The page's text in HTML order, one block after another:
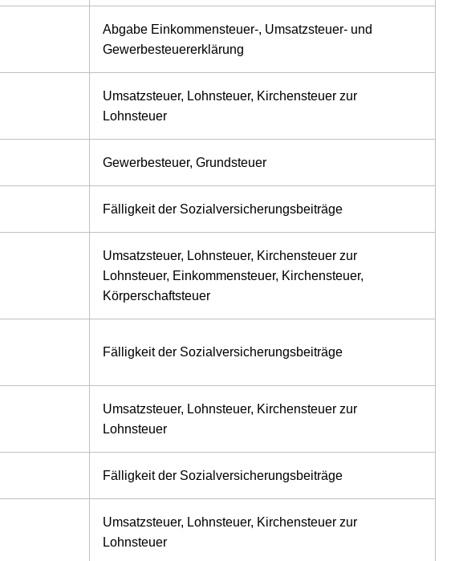
Abgabe Einkommensteuer-, Umsatzsteuer- und
Gewerbesteuererklärung
Umsatzsteuer, Lohnsteuer, Kirchensteuer zur
Lohnsteuer
Gewerbesteuer, Grundsteuer
Fälligkeit der Sozialversicherungsbeiträge
Umsatzsteuer, Lohnsteuer, Kirchensteuer zur
Lohnsteuer, Einkommensteuer, Kirchensteuer,
Körperschaftsteuer
Fälligkeit der Sozialversicherungsbeiträge
Umsatzsteuer, Lohnsteuer, Kirchensteuer zur
Lohnsteuer
Fälligkeit der Sozialversicherungsbeiträge
Umsatzsteuer, Lohnsteuer, Kirchensteuer zur
Lohnsteuer